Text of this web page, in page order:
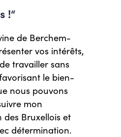
!“
de Berchem-
vos intérêts,
travailler sans
le bien-
nous pouvons
mon
Bruxellois et
détermination.